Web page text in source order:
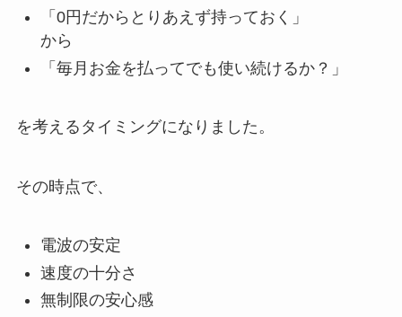
「0円だからとりあえず持っておく」
から
「毎月お金を払ってでも使い続けるか？」
を考えるタイミングになりました。
その時点で、
電波の安定
速度の十分さ
無制限の安心感